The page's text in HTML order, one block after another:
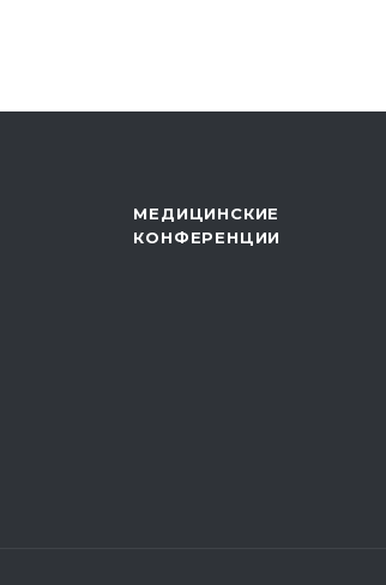
МЕДИЦИНСКИЕ
КОНФЕРЕНЦИИ